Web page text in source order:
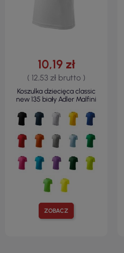
ZOBACZ
10,19 zł
( 12,53 zł brutto )
Koszulka dziecięca classic
new 135 biały Adler Malfini